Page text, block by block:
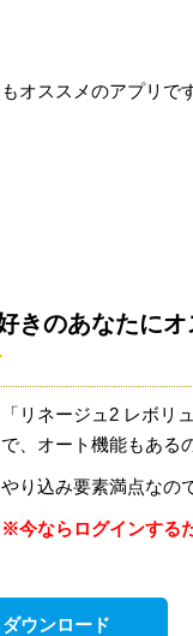
オススメのアプリです
きのあなたにオ
「リネージュ2 レボリ
で、オート機能もある
やり込み要素満点なの
※今ならログインする
ウンロード